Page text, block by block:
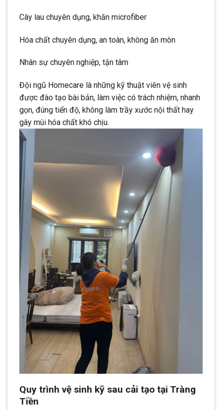
Cây lau chuyên dụng, khăn microfiber
Hóa chất chuyên dụng, an toàn, không ăn mòn
Nhân sự chuyên nghiệp, tận tâm
Đội ngũ Homecare là những kỹ thuật viên vệ sinh
được đào tạo bài bản, làm việc có trách nhiệm, nhanh
gọn, đúng tiến độ, không làm trầy xước nội thất hay
gây mùi hóa chất khó chịu.
Quy trình vệ sinh kỹ sau cải tạo tại Tràng
Tiền